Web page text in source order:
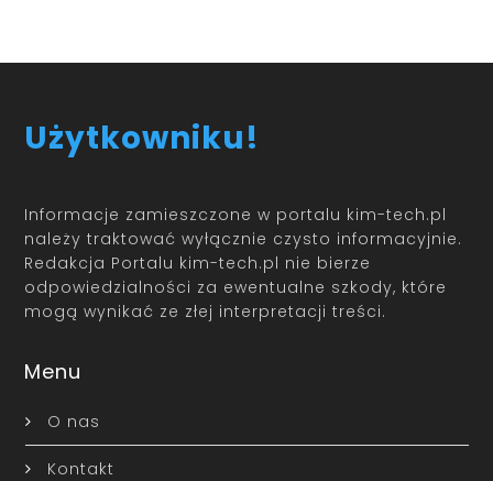
Użytkowniku!
Informacje zamieszczone w portalu kim-tech.pl
należy traktować wyłącznie czysto informacyjnie.
Redakcja Portalu kim-tech.pl nie bierze
odpowiedzialności za ewentualne szkody, które
mogą wynikać ze złej interpretacji treści.
Menu
O nas
Kontakt